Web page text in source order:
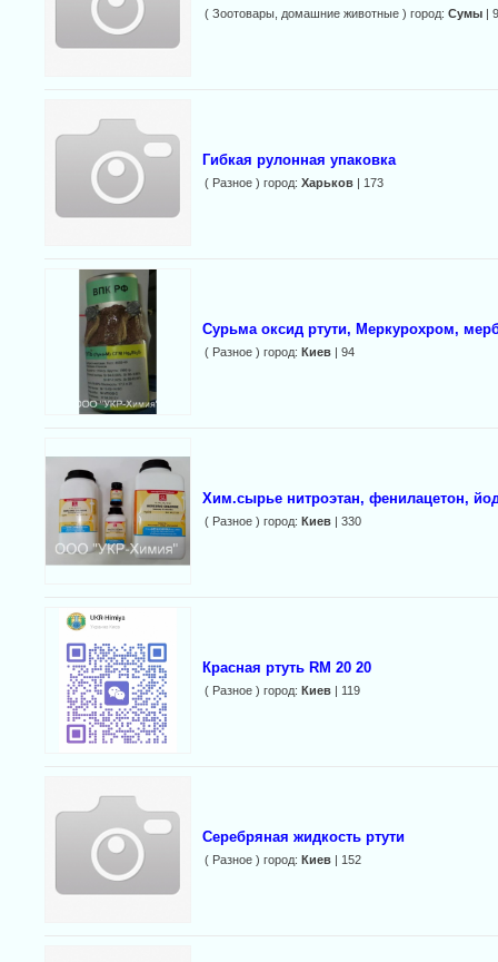
( Зоотовары, домашние животные ) город: Сумы |
Гибкая рулонная упаковка
( Разное ) город: Харьков | 173
Сурьма оксид ртути, Меркурохром,
( Разное ) город: Киев | 94
Хим.сырье нитроэтан, фенилацетон,
( Разное ) город: Киев | 330
Красная ртуть RM 20 20
( Разное ) город: Киев | 119
Серебряная жидкость ртути
( Разное ) город: Киев | 152